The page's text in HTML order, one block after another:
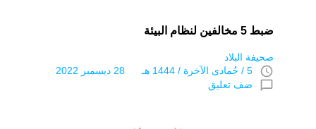
ضبط 5 مخالفين لنظام البيئة
صحيفة البلاد
access_time 5 / جُمادى اﻵخرة / 1444 هـ 28 ديسمبر 2022
chat_bubble_outline ضف تعليق